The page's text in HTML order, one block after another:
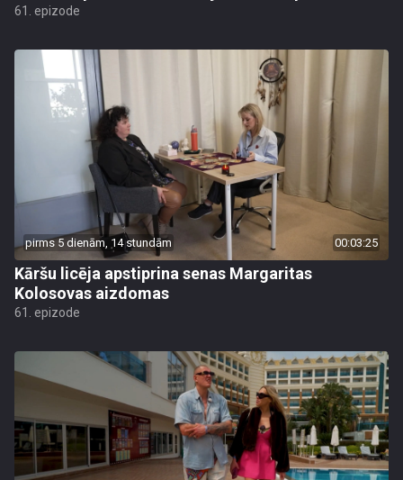
61. epizode
pirms 5 dienām, 14 stundām 00:03:25
Kāršu licēja apstiprina senas Margaritas
Kolosovas aizdomas
61. epizode